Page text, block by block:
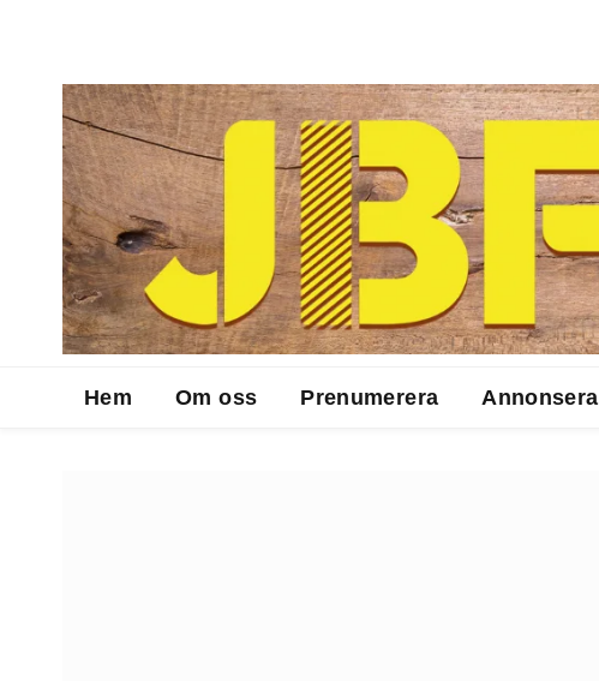
Hem Om oss Prenumerera Annonsera